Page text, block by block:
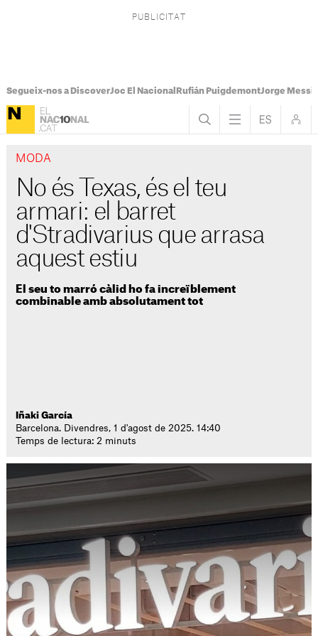
Segueix-nos a DiscoverJoc El Nacional Rufián PuigdemontJorge Messi
MODA
No és Texas, és el teu
armari: el barret
d'Stradivarius que arrasa
aquest estiu
El seu to marró càlid ho fa increïblement
combinable amb absolutament tot
Iñaki García
Barcelona. Divendres, 1 d'agost de 2025. 14:40
Temps de lectura: 2 minuts